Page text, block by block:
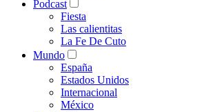
Podcast
Fiesta
Las calientitas
La Fe De Cuto
Mundo
España
Estados Unidos
Internacional
México